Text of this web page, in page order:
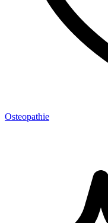
Osteopathie